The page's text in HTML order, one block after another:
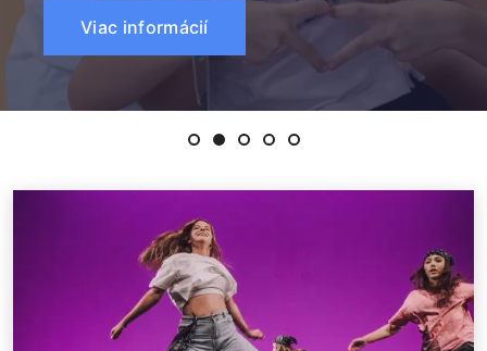
Viac informácií